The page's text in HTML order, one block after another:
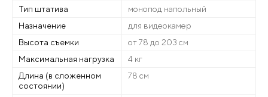
Тип штатива
монопод напольный
Назначение
для видеокамер
Высота съемки
от 78 до 203 см
Максимальная нагрузка
4 кг
Длина (в сложенном
состоянии)
78 см